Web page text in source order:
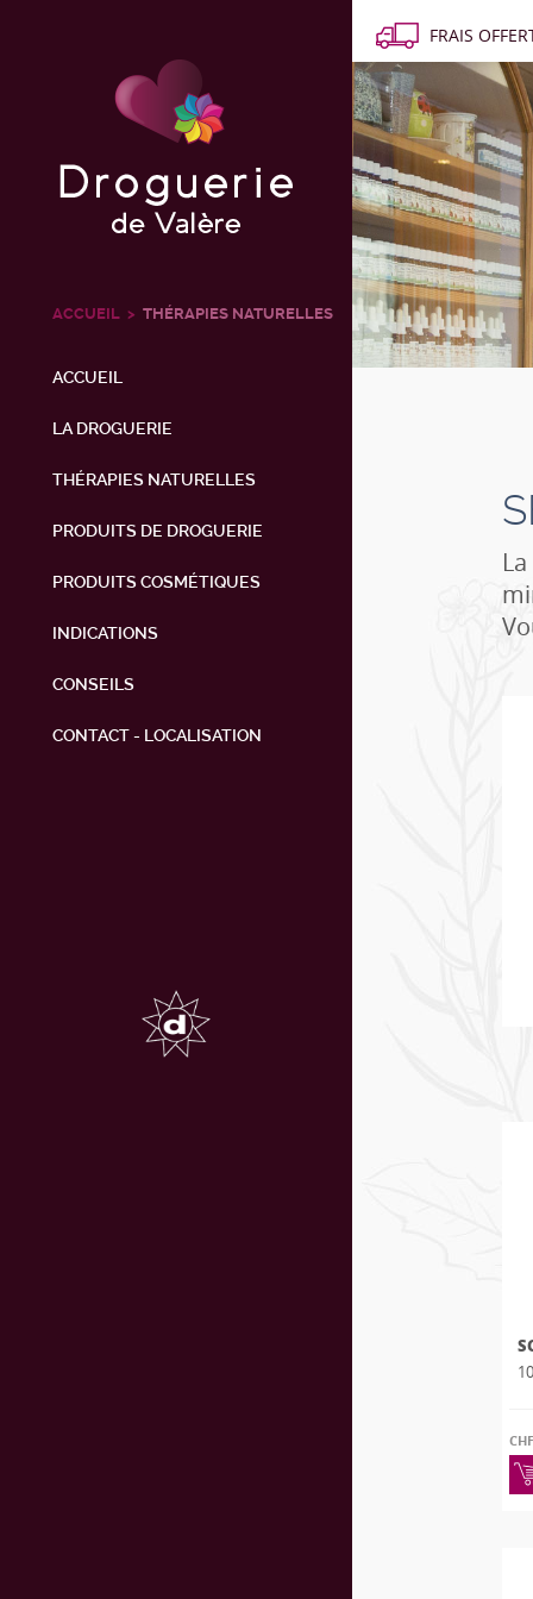
ACCUEIL THÉRAPIES NATURELLES
ACCUEIL
LA DROGUERIE
THÉRAPIES NATURELLES
PRODUITS DE DROGUERIE
PRODUITS COSMÉTIQUES
INDICATIONS
CONSEILS
CONTACT - LOCALISATION
FRAIS
CHF